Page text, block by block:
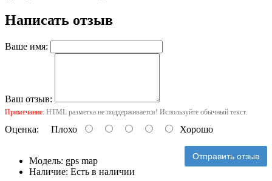
Написать отзыв
Ваше имя:
Ваш отзыв:
Примечание: HTML разметка не поддерживается! Используйте обычный текст.
Оценка: Плохо Хорошо
Отправить отзыв
Модель: gps map
Наличие: Есть в наличии